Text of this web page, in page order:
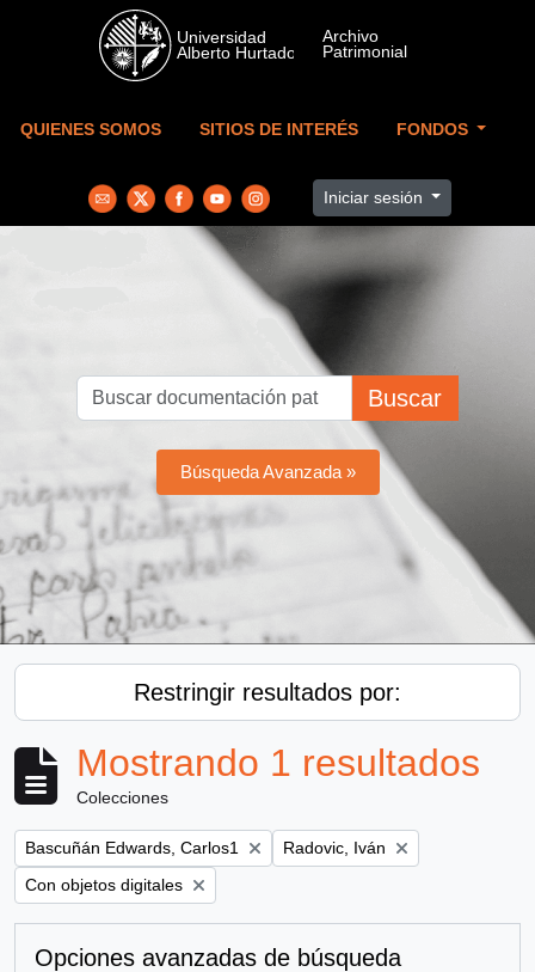
Skip to main content
QUIENES SOMOS SITIOS DE INTERÉS FONDOS
Iniciar sesión
Buscar
Búsqueda Avanzada »
Restringir resultados por:
Mostrando 1 resultados
Colecciones
Remove filter:
Bascuñán Edwards, Carlos1 Remove filter:
Radovic, Iván
Remove filter:
Con objetos digitales
Opciones avanzadas de búsqueda